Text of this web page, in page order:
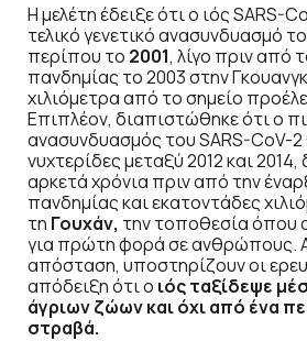
Η μελέτη έδειξε ότι ο ιός SARS-
τελικό γενετικό ανασυνδυασμό
περίπου το 2001, λίγο πριν από
πανδημίας το 2003 στην
χιλιόμετρα από το σημείο
Επιπλέον, διαπιστώθηκε ότι ο
ανασυνδυασμός του SARS-CoV-
νυχτερίδες μεταξύ 2012 και
αρκετά χρόνια πριν από την
πανδημίας και εκατοντάδες
τη Γουχάν, την τοποθεσία όπου
για πρώτη φορά σε ανθρώπους.
απόσταση, υποστηρίζουν οι
απόδειξη ότι ο ιός ταξίδεψε
άγριων ζώων και όχι από ένα
στραβά.